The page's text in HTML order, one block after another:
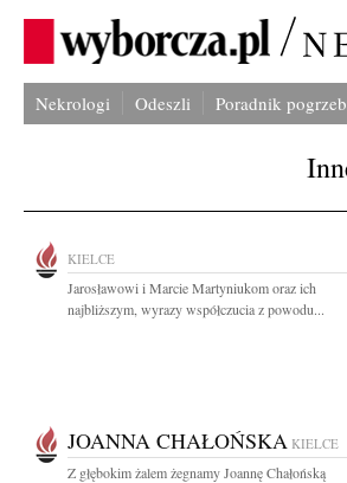
Nekrologi Odeszli Poradnik
KIELCE
Jarosławowi i Marcie Martyniukom oraz ich
najbliższym, wyrazy współczucia z powodu...
JOANNA CHAŁOŃSKA KIELCE
Z głębokim żalem żegnamy Joannę Chałońską